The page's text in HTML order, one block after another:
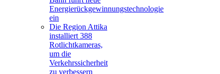
Energierückgewinnungstechnologie
ein
Die Region Attika
installiert 388
Rotlichtkameras,
um die
Verkehrssicherheit
zu verbessern